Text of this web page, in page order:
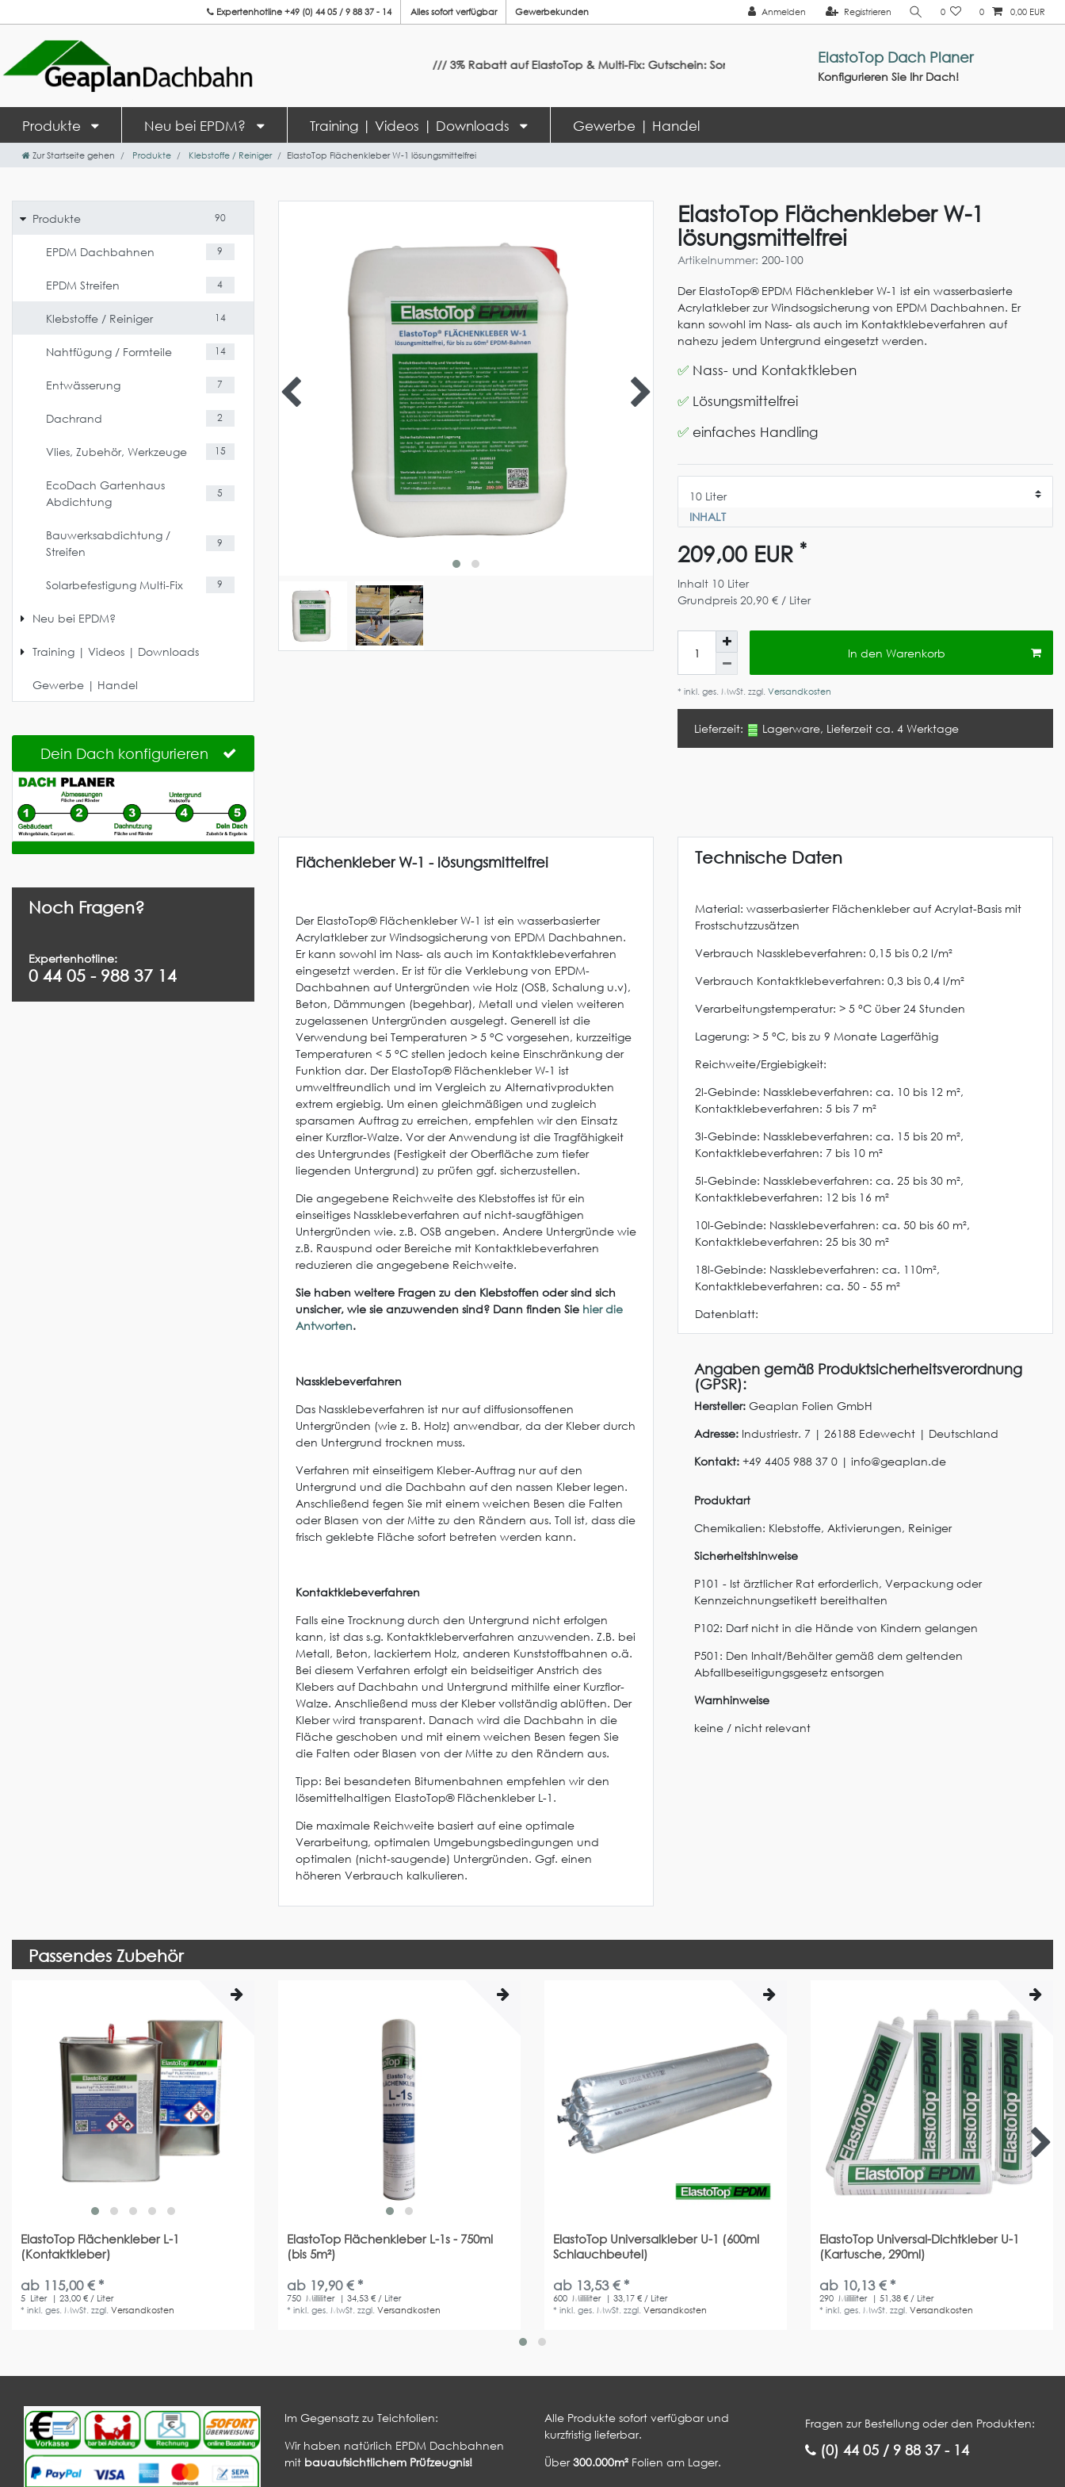
Anmelden Registrieren 0 0 0,00 EUR
Expertenhotline +49 (0) 44 05 / 9 88 37 - 14 Alles sofort verfügbar Gewerbekunden
/// 3% Rabatt auf ElastoTop & Multi-Fix: Gutschein: Sommer2026 /// ElastoTop Dach Planer
Konfigurieren Sie Ihr Dach!
Produkte Neu bei EPDM? Training | Videos | Downloads Gewerbe | Handel
Zur Startseite gehen Produkte Klebstoffe / Reiniger ElastoTop Flächenkleber W-1 lösungsmittelfrei
Produkte 90
EPDM Dachbahnen 9
EPDM Streifen 4
Klebstoffe / Reiniger 14
Nahtfügung / Formteile 14
Entwässerung 7
Dachrand 2
Vlies, Zubehör, Werkzeuge 15
EcoDach Gartenhaus
Abdichtung
5
Bauwerksabdichtung /
Streifen
9
Solarbefestigung Multi-Fix 9
Neu bei EPDM?
Training | Videos | Downloads
Gewerbe | Handel
Dein Dach konfigurieren
Noch Fragen?
Expertenhotline:
0 44 05 - 988 37 14
ElastoTop Flächenkleber W-1
lösungsmittelfrei
Artikelnummer: 200-100
Der ElastoTop® EPDM Flächenkleber W-1 ist ein wasserbasierte
Acrylatkleber zur Windsogsicherung von EPDM Dachbahnen. Er
kann sowohl im Nass- als auch im Kontaktklebeverfahren auf
nahezu jedem Untergrund eingesetzt werden.
✅ Nass- und Kontaktkleben
✅ Lösungsmittelfrei
✅ einfaches Handling
INHALT
209,00 EUR *
Inhalt 10 Liter
Grundpreis 20,90 € / Liter
In den Warenkorb
* inkl. ges. MwSt. zzgl. Versandkosten
Lieferzeit: Lagerware, Lieferzeit ca. 4 Werktage
Flächenkleber W-1 - lösungsmittelfrei
Der ElastoTop® Flächenkleber W-1 ist ein wasserbasierter
Acrylatkleber zur Windsogsicherung von EPDM Dachbahnen.
Er kann sowohl im Nass- als auch im Kontaktklebeverfahren
eingesetzt werden. Er ist für die Verklebung von EPDM-
Dachbahnen auf Untergründen wie Holz (OSB, Schalung u.v),
Beton, Dämmungen (begehbar), Metall und vielen weiteren
zugelassenen Untergründen ausgelegt. Generell ist die
Verwendung bei Temperaturen > 5 °C vorgesehen, kurzzeitige
Temperaturen < 5 °C stellen jedoch keine Einschränkung der
Funktion dar. Der ElastoTop® Flächenkleber W-1 ist
umweltfreundlich und im Vergleich zu Alternativprodukten
extrem ergiebig. Um einen gleichmäßigen und zugleich
sparsamen Auftrag zu erreichen, empfehlen wir den Einsatz
einer Kurzflor-Walze. Vor der Anwendung ist die Tragfähigkeit
des Untergrundes (Festigkeit der Oberfläche zum tiefer
liegenden Untergrund) zu prüfen ggf. sicherzustellen.
Die angegebene Reichweite des Klebstoffes ist für ein
einseitiges Nassklebeverfahren auf nicht-saugfähigen
Untergründen wie. z.B. OSB angeben. Andere Untergründe wie
z.B. Rauspund oder Bereiche mit Kontaktklebeverfahren
reduzieren die angegebene Reichweite.
Sie haben weitere Fragen zu den Klebstoffen oder sind sich
unsicher, wie sie anzuwenden sind? Dann finden Sie hier die
Antworten.
Nassklebeverfahren
Das Nassklebeverfahren ist nur auf diffusionsoffenen
Untergründen (wie z. B. Holz) anwendbar, da der Kleber durch
den Untergrund trocknen muss.
Verfahren mit einseitigem Kleber-Auftrag nur auf den
Untergrund und die Dachbahn auf den nassen Kleber legen.
Anschließend fegen Sie mit einem weichen Besen die Falten
oder Blasen von der Mitte zu den Rändern aus. Toll ist, dass die
frisch geklebte Fläche sofort betreten werden kann.
Kontaktklebeverfahren
Falls eine Trocknung durch den Untergrund nicht erfolgen
kann, ist das s.g. Kontaktkleberverfahren anzuwenden. Z.B. bei
Metall, Beton, lackiertem Holz, anderen Kunststoffbahnen o.ä.
Bei diesem Verfahren erfolgt ein beidseitiger Anstrich des
Klebers auf Dachbahn und Untergrund mithilfe einer Kurzflor-
Walze. Anschließend muss der Kleber vollständig ablüften. Der
Kleber wird transparent. Danach wird die Dachbahn in die
Fläche geschoben und mit einem weichen Besen fegen Sie
die Falten oder Blasen von der Mitte zu den Rändern aus.
Tipp: Bei besandeten Bitumenbahnen empfehlen wir den
lösemittelhaltigen ElastoTop® Flächenkleber L-1.
Die maximale Reichweite basiert auf eine optimale
Verarbeitung, optimalen Umgebungsbedingungen und
optimalen (nicht-saugende) Untergründen. Ggf. einen
höheren Verbrauch kalkulieren.
Technische Daten
Material: wasserbasierter Flächenkleber auf Acrylat-Basis mit
Frostschutzzusätzen
Verbrauch Nassklebeverfahren: 0,15 bis 0,2 l/m²
Verbrauch Kontaktklebeverfahren: 0,3 bis 0,4 l/m²
Verarbeitungstemperatur: > 5 °C über 24 Stunden
Lagerung: > 5 °C, bis zu 9 Monate Lagerfähig
Reichweite/Ergiebigkeit:
2l-Gebinde: Nassklebeverfahren: ca. 10 bis 12 m²,
Kontaktklebeverfahren: 5 bis 7 m²
3l-Gebinde: Nassklebeverfahren: ca. 15 bis 20 m²,
Kontaktklebeverfahren: 7 bis 10 m²
5l-Gebinde: Nassklebeverfahren: ca. 25 bis 30 m²,
Kontaktklebeverfahren: 12 bis 16 m²
10l-Gebinde: Nassklebeverfahren: ca. 50 bis 60 m²,
Kontaktklebeverfahren: 25 bis 30 m²
18l-Gebinde: Nassklebeverfahren: ca. 110m²,
Kontaktklebeverfahren: ca. 50 - 55 m²
Datenblatt:
Angaben gemäß Produktsicherheitsverordnung
(GPSR):
Hersteller: Geaplan Folien GmbH
Adresse: Industriestr. 7 | 26188 Edewecht | Deutschland
Kontakt: +49 4405 988 37 0 | info@geaplan.de
Produktart
Chemikalien: Klebstoffe, Aktivierungen, Reiniger
Sicherheitshinweise
P101 - Ist ärztlicher Rat erforderlich, Verpackung oder
Kennzeichnungsetikett bereithalten
P102: Darf nicht in die Hände von Kindern gelangen
P501: Den Inhalt/Behälter gemäß dem geltenden
Abfallbeseitigungsgesetz entsorgen
Warnhinweise
keine / nicht relevant
Passendes Zubehör
ElastoTop Flächenkleber L-1
(Kontaktkleber)
ab 115,00 € *
5 Liter | 23,00 € / Liter
*inkl. ges. MwSt.zzgl.Versandkosten
ElastoTop Flächenkleber L-1s - 750ml
(bis 5m²)
ab 19,90 € *
750 Milliliter | 34,53 € / Liter
*inkl. ges. MwSt.zzgl.Versandkosten
ElastoTop Universalkleber U-1 (600ml
Schlauchbeutel)
ab 13,53 € *
600 Milliliter | 33,17 € / Liter
*inkl. ges. MwSt.zzgl.Versandkosten
ElastoTop Universal-Dichtkleber U-1
(Kartusche, 290ml)
ab 10,13 € *
290 Milliliter | 51,38 € / Liter
*inkl. ges. MwSt.zzgl.Versandkosten
Im Gegensatz zu Teichfolien:
Wir haben natürlich EPDM Dachbahnen
mit bauaufsichtlichem Prüfzeugnis!
Alle Produkte sofort verfügbar und
kurzfristig lieferbar.
Über300.000m² Folien am Lager.
Fragen zur Bestellung oder den Produkten:
(0) 44 05 / 9 88 37 - 14